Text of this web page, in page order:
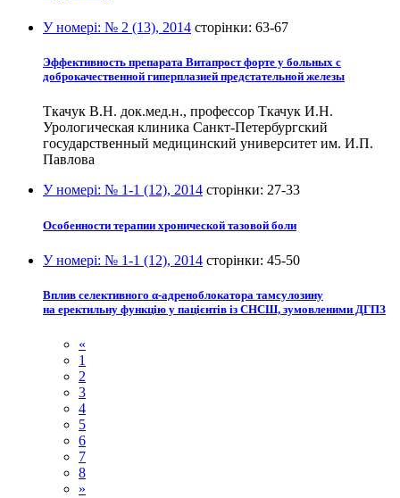
У номері: № 2 (13), 2014 сторінки: 63-67
Эффективность препарата Витапрост форте у больных с
доброкачественной гиперплазией предстательной железы
Ткачук В.Н. док.мед.н., профессор Ткачук И.Н.
Урологическая клиника Санкт-Петербургский
государственный медицинский университет им. И.П.
Павлова
У номері: № 1-1 (12), 2014 сторінки: 27-33
Особенности терапии хронической тазовой боли
У номері: № 1-1 (12), 2014 сторінки: 45-50
Вплив селективного α-адреноблокатора тамсулозину
на еректильну функцію у пацієнтів із СНСШ, зумовленими ДГПЗ
«
1
2
3
4
5
6
7
8
»